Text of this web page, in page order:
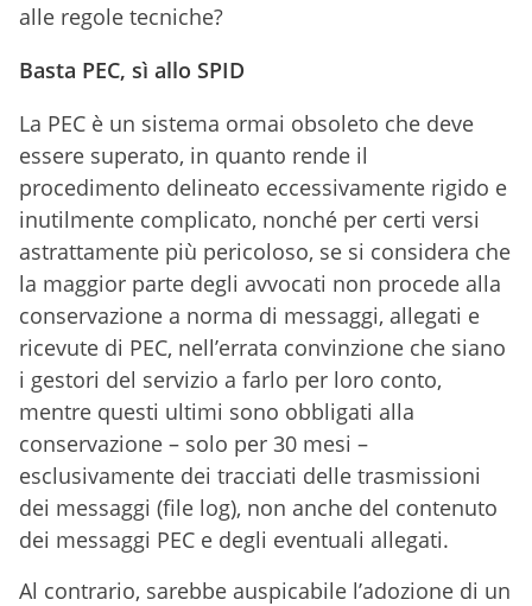
alle regole tecniche?
Basta PEC, sì allo SPID
La PEC è un sistema ormai obsoleto che deve
essere superato, in quanto rende il
procedimento delineato eccessivamente rigido e
inutilmente complicato, nonché per certi versi
astrattamente più pericoloso, se si considera che
la maggior parte degli avvocati non procede alla
conservazione a norma di messaggi, allegati e
ricevute di PEC, nell’errata convinzione che siano
i gestori del servizio a farlo per loro conto,
mentre questi ultimi sono obbligati alla
conservazione – solo per 30 mesi –
esclusivamente dei tracciati delle trasmissioni
dei messaggi (file log), non anche del contenuto
dei messaggi PEC e degli eventuali allegati.
Al contrario, sarebbe auspicabile l’adozione di un